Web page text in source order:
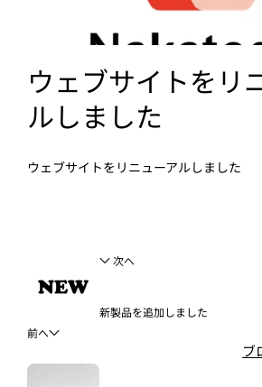
ウェブサイトをリ
ルしました
ウェブサイトをリニューアルしました
次へ
新製品を追加しました
前へ
ブ